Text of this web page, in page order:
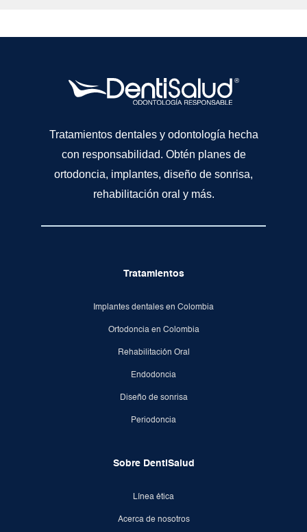
Tratamientos dentales y odontología hecha
con responsabilidad. Obtén planes de
ortodoncia, implantes, diseño de sonrisa,
rehabilitación oral y más.
Tratamientos
Implantes dentales en Colombia
Ortodoncia en Colombia
Rehabilitación Oral
Endodoncia
Diseño de sonrisa
Periodoncia
Sobre DentiSalud
Línea ética
Acerca de nosotros